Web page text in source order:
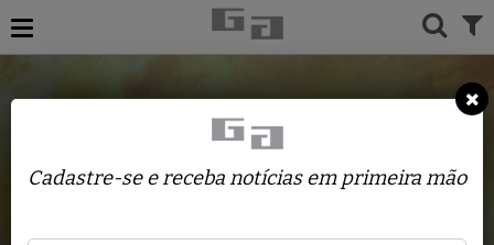
Cadastre-se e receba notícias em primeira mão